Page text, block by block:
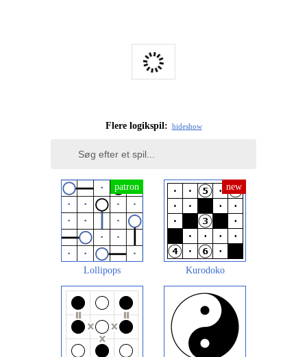
Flere logikspil: hideshow
Lollipops Kurodoko